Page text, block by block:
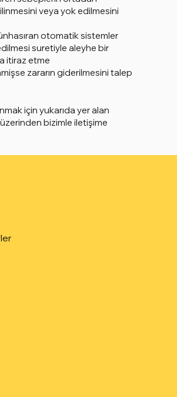
veya yok edilmesini
otomatik sistemler
suretiyle aleyhe bir
itiraz etme
zararın giderilmesini talep
için yukarıda yer alan
bizimle iletişime